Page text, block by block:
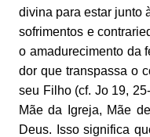
divina para estar junto
sofrimentos e
o amadurecimento da
dor que transpassa o
seu Filho (cf. Jo 19,
Mãe da Igreja, Mãe
Deus. Isso significa